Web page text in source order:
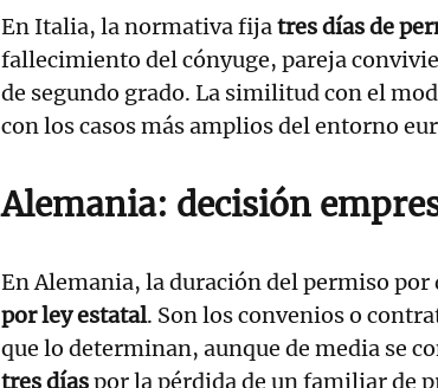
En Italia, la normativa fijatres días de
fallecimiento del cónyuge, pareja
de segundo grado. La similitud con el
con los casos más amplios del entorno
Alemania: decisión
En Alemania, la duración del permiso por
por ley estatal. Son los convenios o
que lo determinan, aunque de media se
tres díaspor la pérdida de un familiar de